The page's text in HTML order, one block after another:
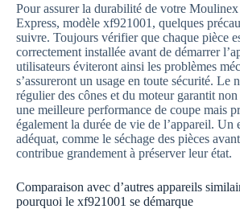
Pour assurer la durabilité de votre Moulinex
Express, modèle xf921001, quelques
suivre. Toujours vérifier que chaque pièce
correctement installée avant de démarrer
utilisateurs éviteront ainsi les problèmes
s’assureront un usage en toute sécurité. Le
régulier des cônes et du moteur garantit non
une meilleure performance de coupe mais
également la durée de vie de l’appareil. Un
adéquat, comme le séchage des pièces
contribue grandement à préserver leur état.
Comparaison avec d’autres appareils
pourquoi le xf921001 se démarque